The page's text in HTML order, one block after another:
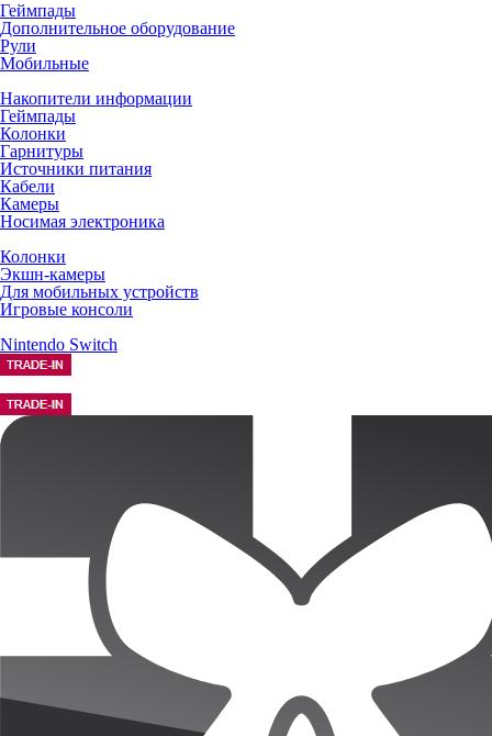
Геймпады
Дополнительное оборудование
Рули
Мобильные
Накопители информации
Геймпады
Колонки
Гарнитуры
Источники питания
Кабели
Камеры
Носимая электроника
Колонки
Экшн-камеры
Для мобильных устройств
Игровые консоли
Nintendo Switch